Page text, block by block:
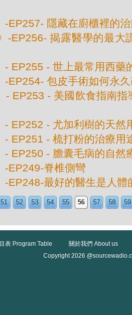
-EP257- 隱藏在廚櫃裡的
-EP256- 揭露醫學的最大
- EP255 - 世上最常用西藥
-EP254- 包皮手術如何永
- EP253 - 美國飲食指南
- EP252 - 尤加利樹的天然
- EP251 - 梳打粉的治療用
- EP250 - 膽囊毛病的自然
-EP249-脊椎側彎
-EP248-最好的醫生是人體
51 52 53 54 55 56 57 58 59
表 Program Table
關於我們 About us
Copyright 2026